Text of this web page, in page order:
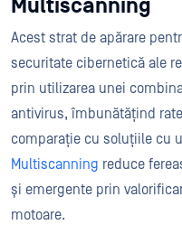
Multiscanning
Acest strat de apărare
securitate cibernetică ale
prin utilizarea unei
antivirus, îmbunătățind
comparație cu soluțiile cu
Multiscanning reduce
și emergente prin
motoare.